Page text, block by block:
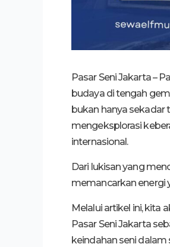
Pasar Seni Jakarta –
budaya di tengah
bukan hanya sekadar
mengeksplorasi
internasional.
Dari lukisan yang
memancarkan energi
Melalui artikel ini, kita
Pasar Seni Jakarta
keindahan seni dalam